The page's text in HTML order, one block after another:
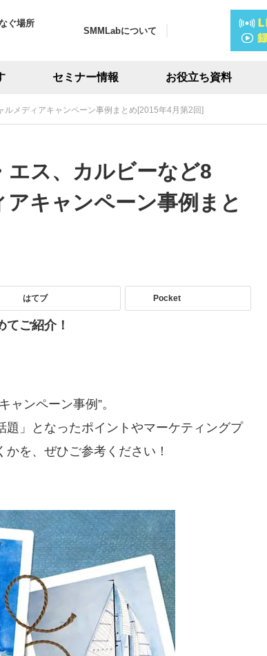
ぐ場所
セミナー情報 お役立ち資料
SMMLabについて
メディアキャンペーン事例まとめ[2015年4月第2回]
エス、カルビーなど8
キャンペーン事例まと
はてブ Pocket
ご紹介！
ャンペーン事例”。
」となったポイントやマーケティングプ
を、ぜひご参考ください！